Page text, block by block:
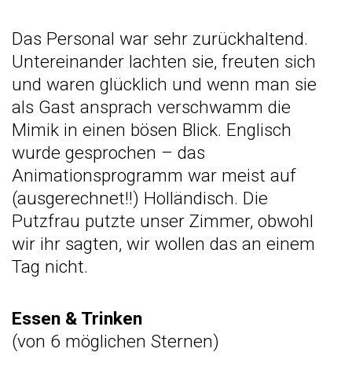
Das Personal war sehr zurückhaltend.
Untereinander lachten sie, freuten sich
und waren glücklich und wenn man sie
als Gast ansprach verschwamm die
Mimik in einen bösen Blick. Englisch
wurde gesprochen – das
Animationsprogramm war meist auf
(ausgerechnet!!) Holländisch. Die
Putzfrau putzte unser Zimmer, obwohl
wir ihr sagten, wir wollen das an einem
Tag nicht.
Essen & Trinken
(von 6 möglichen Sternen)